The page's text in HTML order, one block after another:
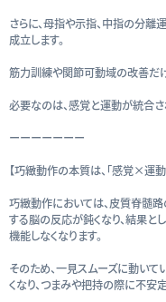
さらに、母指や示指、中指の分離
成立します。
筋力訓練や関節可動域の改善だ
必要なのは、感覚と運動が統合さ
ーーーーーーー
【巧緻動作の本質は、「感覚×運動
巧緻動作においては、皮質脊髄路
する脳の反応が鈍くなり、結果と
機能しなくなります。
そのため、一見スムーズに動い
くなり、つまみや把持の際に不安